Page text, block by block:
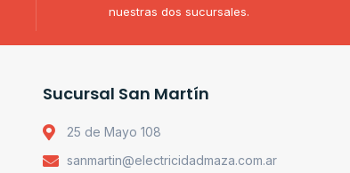
nuestras dos sucursales.
Sucursal San Martín
25 de Mayo 108
sanmartin@electricidadmaza.com.ar